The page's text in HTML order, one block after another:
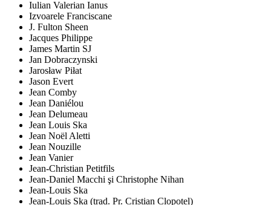
Iulian Valerian Ianus
Izvoarele Franciscane
J. Fulton Sheen
Jacques Philippe
James Martin SJ
Jan Dobraczynski
Jarosław Piłat
Jason Evert
Jean Comby
Jean Daniélou
Jean Delumeau
Jean Louis Ska
Jean Noël Aletti
Jean Nouzille
Jean Vanier
Jean-Christian Petitfils
Jean-Daniel Macchi şi Christophe Nihan
Jean-Louis Ska
Jean-Louis Ska (trad. Pr. Cristian Clopotel)